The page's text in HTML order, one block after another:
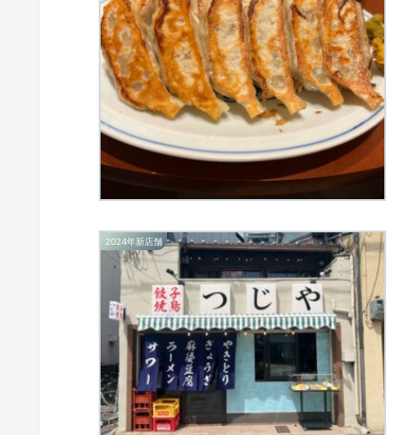
2024年新店舗